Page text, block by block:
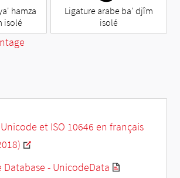
hamza
isolé
Ligature arabe ba' djîm
isolé
et ISO 10646 en français
Database - UnicodeData